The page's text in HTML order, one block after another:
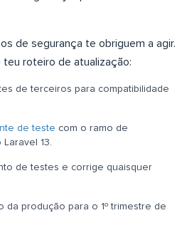
de segurança te obriguem a agir.
roteiro de atualização:
de terceiros para compatibilidade
de teste com o ramo de
13.
de testes e corrige quaisquer
da produção para o 1º trimestre de